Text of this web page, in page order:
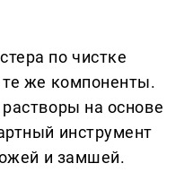
по чистке
те же компоненты.
на основе
инструмент
и замшей.